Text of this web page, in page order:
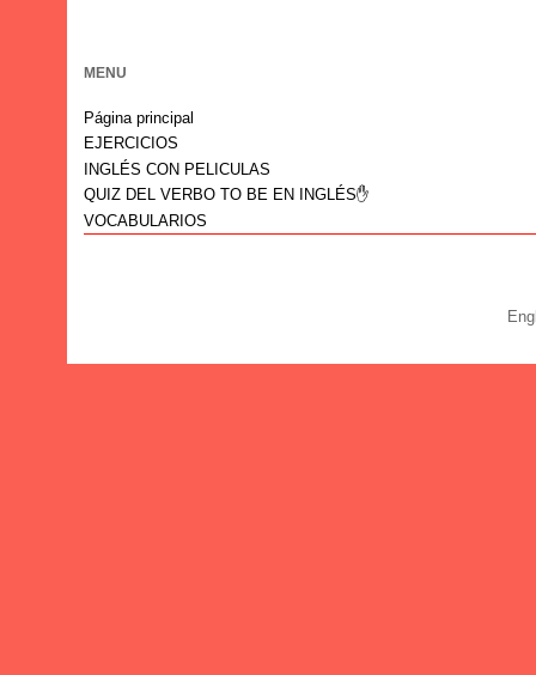
MENU
Página principal
EJERCICIOS
INGLÉS CON PELICULAS
QUIZ DEL VERBO TO BE EN INGLÉS✋
VOCABULARIOS